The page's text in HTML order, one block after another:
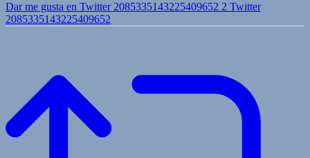
Dar me gusta en Twitter 2085335143225409652 2 Twitter
2085335143225409652